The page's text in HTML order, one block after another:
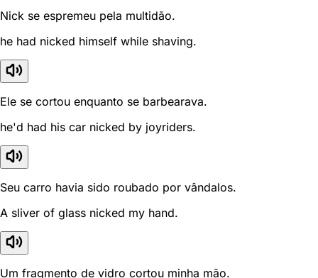
Nick se espremeu pela multidão.
he had nicked himself while shaving.
Ele se cortou enquanto se barbearava.
he'd had his car nicked by joyriders.
Seu carro havia sido roubado por vândalos.
A sliver of glass nicked my hand.
Um fragmento de vidro cortou minha mão.